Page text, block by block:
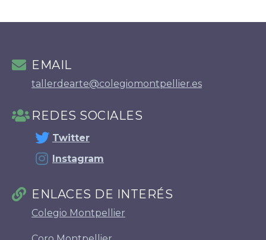
EMAIL
tallerdearte@colegiomontpellier.es
REDES SOCIALES
Twitter
Instagram
ENLACES DE INTERÉS
Colegio Montpellier